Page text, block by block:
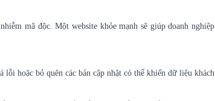
mã độc. Một website khỏe mạnh sẽ giúp doanh nghiệp
hoặc bỏ quên các bản cập nhật có thể khiến dữ liệu khách